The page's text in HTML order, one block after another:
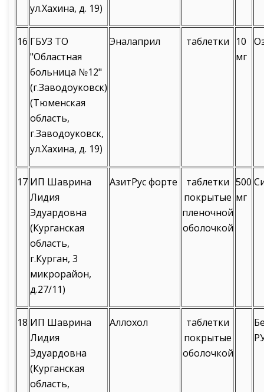
ул.Хахина, д. 19)
16 ГБУЗ ТО
"Областная
больница №12"
(г.Заводоуковск)
(Тюменская
область,
г.Заводоуковск,
ул.Хахина, д. 19)
Эналаприл таблетки
10
мг
17 ИП Шаврина
Лидия
Эдуардовна
(Курганская
область,
г.Курган, 3
микрорайон,
д.27/11)
АзитРус форте
таблетки
покрытые
пленочной
оболочкой
500
мг
18 ИП Шаврина
Лидия
Эдуардовна
(Курганская
область,
Аллохол
таблетки
покрытые
оболочкой